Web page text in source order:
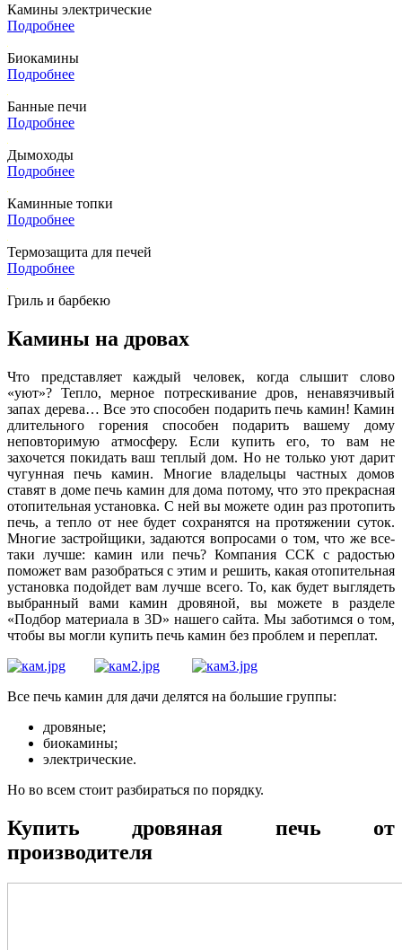
Камины электрические
Подробнее
Биокамины
Подробнее
Банные печи
Подробнее
Дымоходы
Подробнее
Каминные топки
Подробнее
Термозащита для печей
Подробнее
Гриль и барбекю
Камины на дровах
Что представляет каждый человек, когда слышит слово
«уют»? Тепло, мерное потрескивание дров, ненавязчивый
запах дерева… Все это способен подарить печь камин! Камин
длительного горения способен подарить вашему дому
неповторимую атмосферу. Если купить его, то вам не
захочется покидать ваш теплый дом. Но не только уют дарит
чугунная печь камин. Многие владельцы частных домов
ставят в доме печь камин для дома потому, что это прекрасная
отопительная установка. С ней вы можете один раз протопить
печь, а тепло от нее будет сохранятся на протяжении суток.
Многие застройщики, задаются вопросами о том, что же все-
таки лучше: камин или печь? Компания ССК с радостью
поможет вам разобраться с этим и решить, какая отопительная
установка подойдет вам лучше всего. То, как будет выглядеть
выбранный вами камин дровяной, вы можете в разделе
«Подбор материала в 3D» нашего сайта. Мы заботимся о том,
чтобы вы могли купить печь камин без проблем и переплат.
Все печь камин для дачи делятся на большие группы:
дровяные;
биокамины;
электрические.
Но во всем стоит разбираться по порядку.
Купить дровяная печь от
производителя